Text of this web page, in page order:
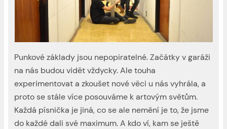
Punkové základy jsou nepopiratelné. Začátky v garáži
na nás budou vidět vždycky. Ale touha
experimentovat a zkoušet nové věci u nás vyhrála, a
proto se stále více posouváme k artovým světům.
Každá písnička je jiná, co se ale nemění je to, že jsme
do každé dali své maximum. A kdo ví, kam se ještě